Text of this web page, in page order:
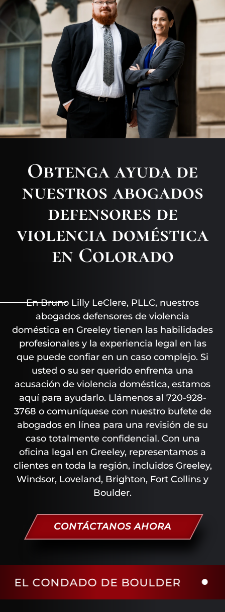
CONTÁCTANOS AHORA
Obtenga ayuda de
nuestros abogados
defensores de
violencia doméstica
en Colorado
En Bruno Lilly LeClere, PLLC, nuestros
abogados defensores de violencia
doméstica en Greeley tienen las habilidades
profesionales y la experiencia legal en las
que puede confiar en un caso complejo. Si
usted o su ser querido enfrenta una
acusación de violencia doméstica, estamos
aquí para ayudarlo. Llámenos al 720-928-
3768 o comuníquese con nuestro bufete de
abogados en línea para una revisión de su
caso totalmente confidencial. Con una
oficina legal en Greeley, representamos a
clientes en toda la región, incluidos Greeley,
Windsor, Loveland, Brighton, Fort Collins y
Boulder.
DE BOULDER EL